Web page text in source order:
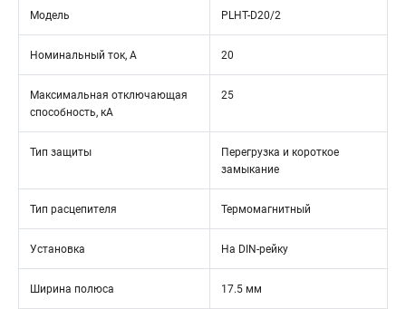
Модель PLHT-D20/2
Номинальный ток, А 20
Максимальная отключающая
способность, кА
25
Тип защиты
Перегрузка и короткое
замыкание
Тип расцепителя Термомагнитный
Установка На DIN-рейку
Ширина полюса 17.5 мм